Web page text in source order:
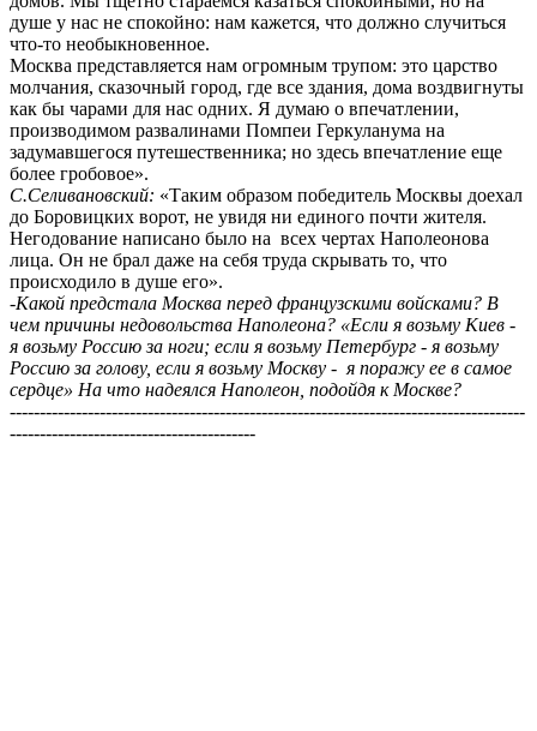
душе у нас не спокойно: нам кажется, что должно случиться
что-то необыкновенное.
Москва представляется нам огромным трупом: это царство
молчания, сказочный город, где все здания, дома воздвигнуты
как бы чарами для нас одних. Я думаю о впечатлении,
производимом развалинами Помпеи Геркуланума на
задумавшегося путешественника; но здесь впечатление еще
более гробовое».
С.Селивановский: «Таким образом победитель Москвы доехал
до Боровицких ворот, не увидя ни единого почти жителя.
Негодование написано было на всех чертах Наполеонова
лица. Он не брал даже на себя труда скрывать то, что
происходило в душе его».
-Какой предстала Москва перед французскими войсками? В
чем причины недовольства Наполеона? «Если я возьму Киев -
я возьму Россию за ноги; если я возьму Петербург - я возьму
Россию за голову, если я возьму Москву - я поражу ее в самое
сердце» На что надеялся Наполеон, подойдя к Москве?
--------------------------------------------------------------------------------------
-----------------------------------------